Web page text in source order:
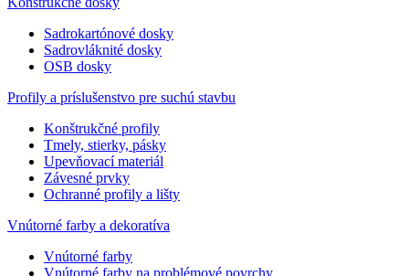
Sadrokartónové dosky
Sadrovláknité dosky
OSB dosky
Profily a príslušenstvo pre suchú stavbu
Konštrukčné profily
Tmely, stierky, pásky
Upevňovací materiál
Závesné prvky
Ochranné profily a lišty
Vnútorné farby a dekoratíva
Vnútorné farby
Vnútorné farby na problémové povrchy